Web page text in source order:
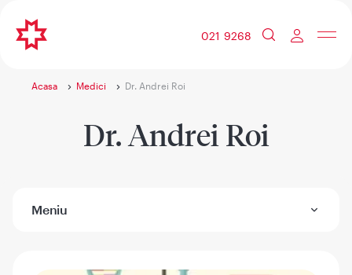
021 9268
Acasa Medici Dr. Andrei Roi
Dr. Andrei Roi
Meniu